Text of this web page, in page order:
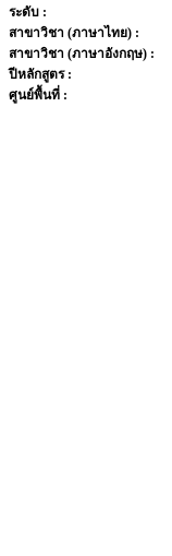
ระดับ :
สาขาวิชา (ภาษาไทย) :
สาขาวิชา (ภาษาอังกฤษ) :
ปีหลักสูตร :
ศูนย์พื้นที่ :